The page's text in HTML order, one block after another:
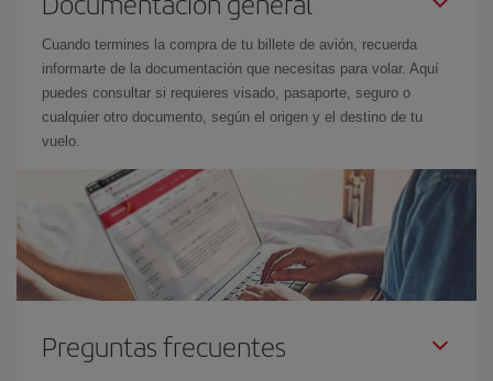
Cuando termines la compra de tu billete de avión, recuerda
informarte de la documentación que necesitas para volar. Aquí
puedes consultar si requieres visado, pasaporte, seguro o
cualquier otro documento, según el origen y el destino de tu
vuelo.
Preguntas frecuentes